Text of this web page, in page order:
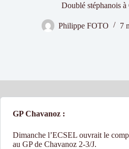
Doublé stéphanois
Philippe FOTO 7
GP Chavanoz :
Dimanche l’ECSEL ouvrait le
au GP de Chavanoz 2-3/J.